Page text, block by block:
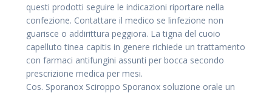
questi prodotti seguire le indicazioni riportare nella
confezione. Contattare il medico se linfezione non
guarisce o addirittura peggiora. La tigna del cuoio
capelluto tinea capitis in genere richiede un trattamento
con farmaci antifungini assunti per bocca secondo
prescrizione medica per mesi.
Cos. Sporanox Sciroppo Sporanox soluzione orale un